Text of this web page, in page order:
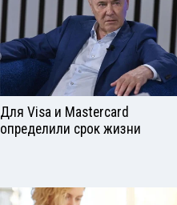
Для Visа и Mastercard
определили срок жизни